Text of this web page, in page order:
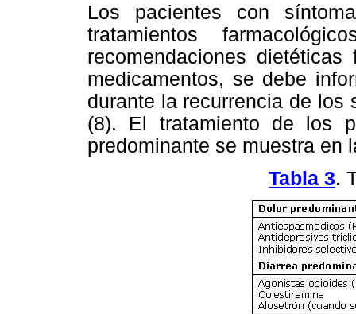
Los pacientes con
tratamientos
recomendaciones
medicamentos, se debe
durante la recurrencia de los
(8). El tratamiento de los
predominante se muestra en
Tabla 3.